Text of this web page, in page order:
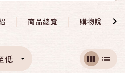
商品總覽 購物說明
低